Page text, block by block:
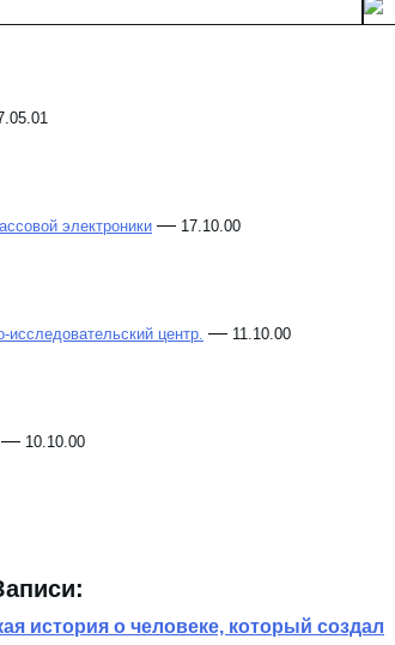
электроники — 17.10.00
центр. — 11.10.00
— 10.10.00
история о человеке, который создал